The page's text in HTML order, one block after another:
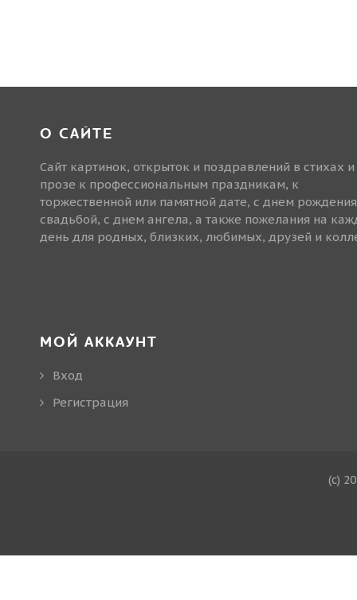
О САЙТЕ
Сайт картинок, открыток и поздравлений в стихах и
прозе к профессиональным праздникам, к
торжественной или памятной дате, с днем
свадьбой, с днем ангела, а также пожелания на
день для родных, близких, любимых, друзей и
МОЙ АККАУНТ
Вход
Регистрация
(c)